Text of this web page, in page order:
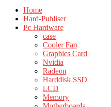
Home
Hard-Publiser
Pc Hardware
case
Cooler Fan
Graphics Card
Nvidia
Radeon
Harddisk SSD
LCD
Memory